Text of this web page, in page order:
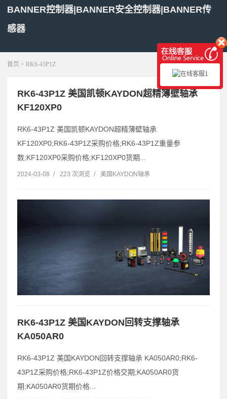
BANNER控制器|BANNER安全控制器|BANNER传
感器
展开菜单
首页 > RK6-43P1Z
RK6-43P1Z 美国凯顿KAYDON超精薄壁轴承
KF120XP0
RK6-43P1Z 美国凯顿KAYDON超精薄壁轴承
KF120XP0;RK6-43P1Z采购价格;RK6-43P1Z重量参
数;KF120XP0采购价格;KF120XP0货期...
2024-03-08 / 223 次浏览 / 美国KAYDON轴承
RK6-43P1Z 美国KAYDON回转支撑轴承
KA050AR0
RK6-43P1Z 美国KAYDON回转支撑轴承 KA050AR0;RK6-
43P1Z采购价格;RK6-43P1Z价格交期;KA050AR0货
期;KA050AR0货期价格...